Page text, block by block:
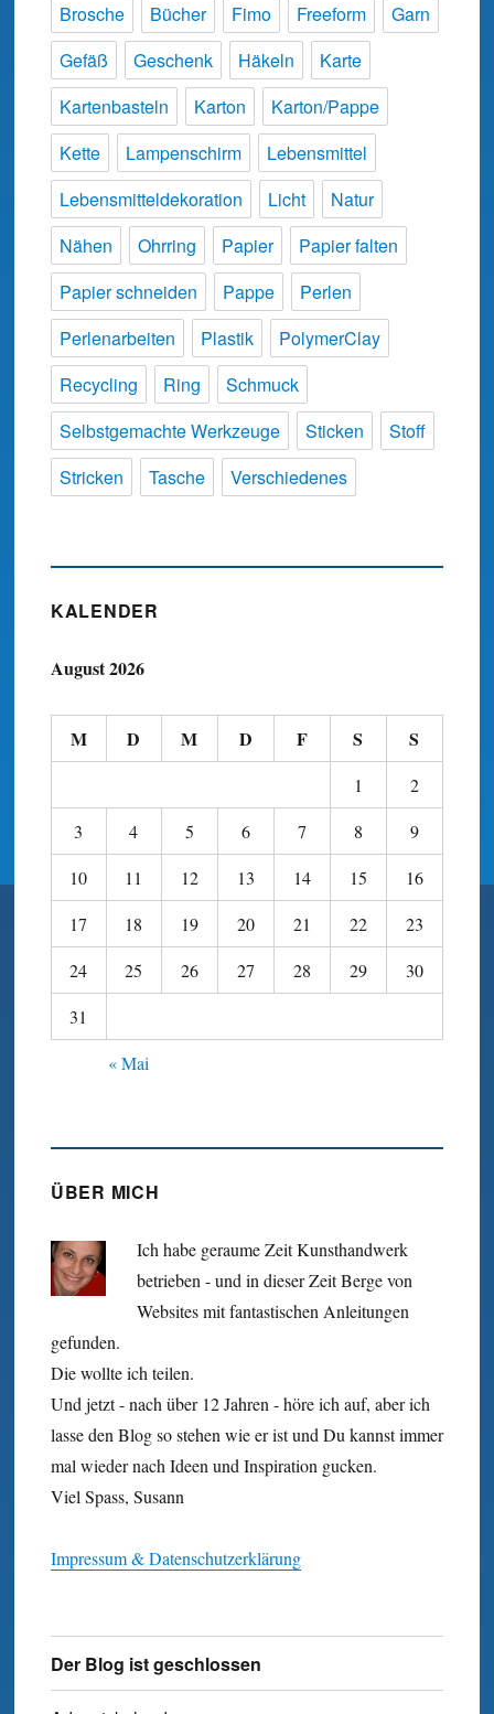
Brosche
Bücher Fimo Freeform
Garn
Gefäß
Geschenk Häkeln
Karte
Kartenbasteln
Karton
Karton/Pappe
Kette
Lampenschirm
Lebensmittel
Lebensmitteldekoration
Licht
Natur
Nähen
Ohrring Papier
Papier falten
Papier schneiden
Pappe
Perlen
Perlenarbeiten
Plastik
PolymerClay
Recycling
Ring
Schmuck
Selbstgemachte Werkzeuge
Sticken
Stoff
Stricken
Tasche Verschiedenes
KALENDER
August 2026
M D M D F S S
1
2
3
4 5 6 7 8
9
10
11 12 13 14 15
16
17
18 19 20 21 22
23
24
25 26 27 28 29
30
31
« Mai
ÜBER MICH
Ich habe geraume Zeit Kunst­hand­werk
betrieben - und in dieser Zeit Berge von
Websites mit fan­tastischen Anleitungen
gefunden.
Die wollte ich teilen.
Und jetzt - nach über 12 Jahren - höre ich auf, aber ich
lasse den Blog so stehen wie er ist und Du kannst immer
mal wieder nach Ideen und Inspiration gucken.
Viel Spass, Susann
Impressum & Datenschutzerklärung
Der Blog ist geschlossen